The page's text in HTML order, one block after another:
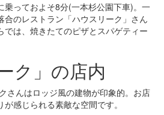
乗っておよそ8分(一本杉公園下車)。一
合のレストラン「ハウスリーク」さん
では、焼きたてのピザとスパゲティー
ク」の店内
さんはロッジ風の建物が印象的。お店
感じられる素敵な空間です。